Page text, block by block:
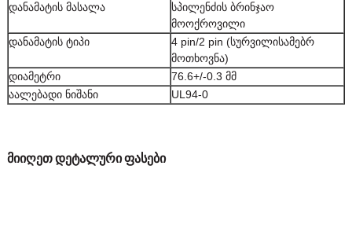
დანამატის მასალა
სპილენძის ბრინჯაო
მოოქროვილი
დანამატის ტიპი
4 pin/2 pin (სურვილისამებრ
მოთხოვნა)
დიამეტრი
76.6+/-0.3 მმ
აალებადი ნიშანი
UL94-0
მიიღეთ დეტალური ფასები